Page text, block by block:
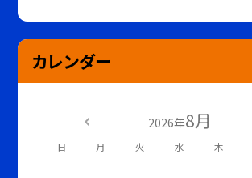
カレンダー
2026年8月
日 月 火 水 木